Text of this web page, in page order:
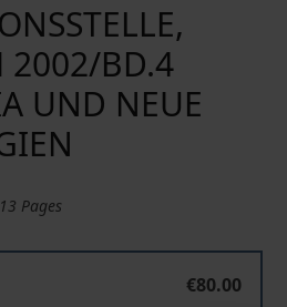
2002/BD.4
UND NEUE
Pages
€80.00